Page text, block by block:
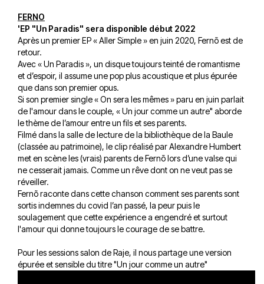
FERNO
'EP "Un Paradis" sera disponible début 2022
Après un premier EP « Aller Simple » en juin 2020, Fernõ est de
retour.
Avec « Un Paradis », un disque toujours teinté de romantisme
et d’espoir, il assume une pop plus acoustique et plus épurée
que dans son premier opus.
Si son premier single « On sera les mêmes » paru en juin parlait
de l'amour dans le couple, « Un jour comme un autre" aborde
le thème de l’amour entre un fils et ses parents.
Filmé dans la salle de lecture de la bibliothèque de la Baule
(classée au patrimoine), le clip réalisé par Alexandre Humbert
met en scène les (vrais) parents de Fernõ lors d’une valse qui
ne cesserait jamais. Comme un rêve dont on ne veut pas se
réveiller.
Fernõ raconte dans cette chanson comment ses parents sont
sortis indemnes du covid l’an passé, la peur puis le
soulagement que cette expérience a engendré et surtout
l'amour qui donne toujours le courage de se battre.
Pour les sessions salon de Raje, il nous partage une version
épurée et sensible du titre "Un jour comme un autre"